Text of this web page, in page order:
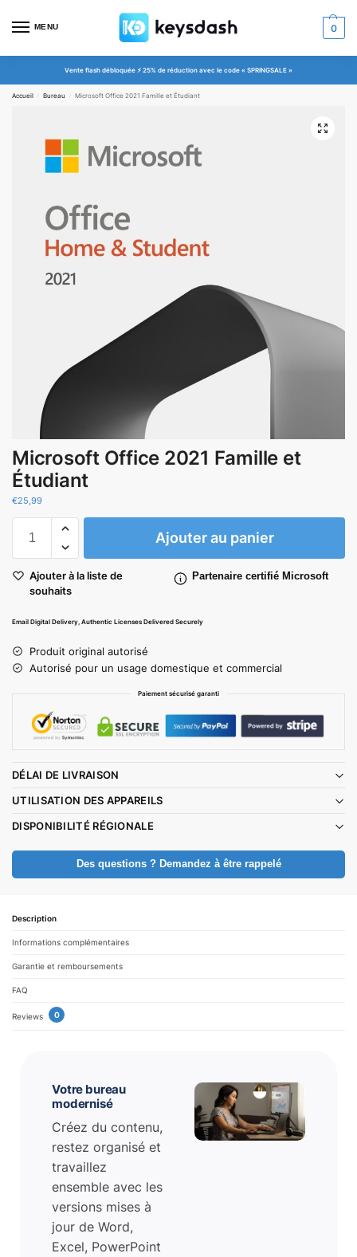
MENU 0
Vente flash débloquée ⚡ 25% de réduction avec le code « SPRINGSALE »
Accueil / Bureau / Microsoft Office 2021 Famille et Étudiant
Microsoft Office 2021 Famille et
Étudiant
€25,99
Ajouter au panier
Ajouter à la liste de
souhaits
Partenaire certifié Microsoft
Email Digital Delivery, Authentic Licenses Delivered Securely
Produit original autorisé
Autorisé pour un usage domestique et commercial
Paiement sécurisé garanti
DÉLAI DE LIVRAISON
UTILISATION DES APPAREILS
DISPONIBILITÉ RÉGIONALE
Des questions ? Demandez à être rappelé
Description
Informations complémentaires
Garantie et remboursements
FAQ
Reviews 0
Votre bureau
modernisé
Créez du contenu,
restez organisé et
travaillez
ensemble avec les
versions mises à
jour de Word,
Excel, PowerPoint